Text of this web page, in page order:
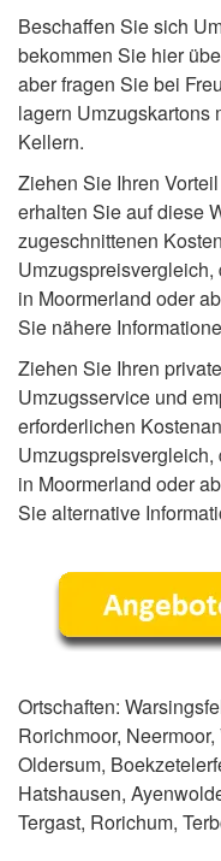
Beschaffen Sie sich
bekommen Sie hier
aber fragen Sie bei
lagern Umzugskartons
Kellern.
Ziehen Sie Ihren
erhalten Sie auf diese
zugeschnittenen
in Moormerland oder
Sie nähere
Ziehen Sie Ihren
Umzugsservice und
erforderlichen
in Moormerland oder
Sie alternative
Ortschaften:
Rorichmoor,
Oldersum,
Hatshausen,
Tergast, Rorichum,